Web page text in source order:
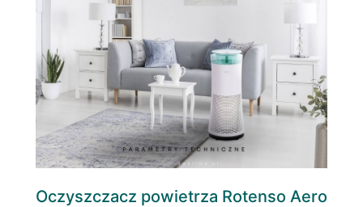
Oczyszczacz powietrza Rotenso Aero